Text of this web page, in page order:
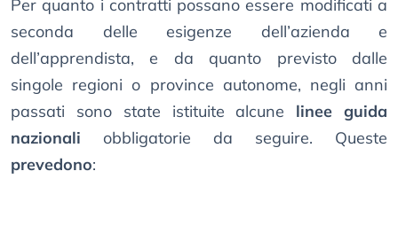
Per quanto i contratti possano essere modificati a
seconda delle esigenze dell’azienda e
dell’apprendista, e da quanto previsto dalle
singole regioni o province autonome, negli anni
passati sono state istituite alcune linee guida
nazionali obbligatorie da seguire. Queste
prevedono: